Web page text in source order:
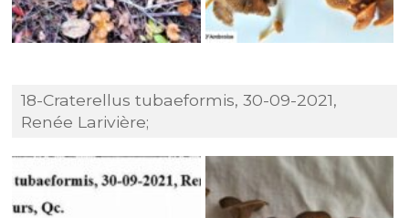
18-Craterellus tubaeformis, 30-09-2021,
Renée Larivière;